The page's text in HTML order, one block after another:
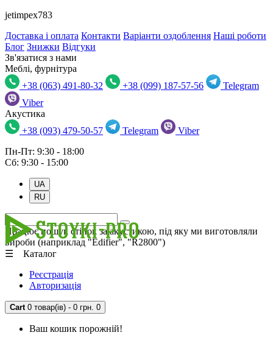
jetimpex783
Доставка і оплата Контакти Варіанти оздоблення Наші роботи
Блог Знижки Відгуки
Зв'язатися з нами
Меблі, фурнітура
+38 (063) 491-80-32
+38 (099) 187-57-56
Telegram
Viber
Акустика
+38 (093) 479-50-57
Telegram
Viber
Пн-Пт: 9:30 - 18:00
Сб: 9:30 - 15:00
UA
RU
Працює пошук стійок за акустикою, під яку ми виготовляли
вироби (наприклад "Edifier", "R2800")
☰ Каталог
Реєстрація
Авторизація
Cart 0 товар(ів) - 0 грн. 0
Ваш кошик порожній!